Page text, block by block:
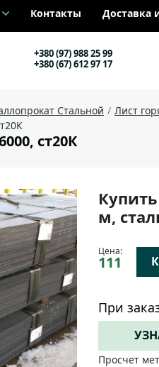
Контакты Доставка
+380 (97) 988 25 99
+380 (67) 612 97 17
Стальной Лист
cт20К
м,
Цена:
111
При
Просчет